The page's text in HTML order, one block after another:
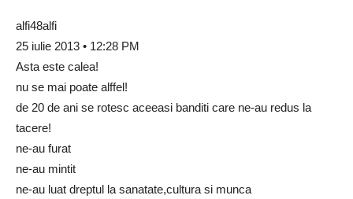
alfi48alfi
25 iulie 2013 • 12:28 PM
Asta este calea!
nu se mai poate alffel!
de 20 de ani se rotesc aceeasi banditi care ne-au redus la
tacere!
ne-au furat
ne-au mintit
ne-au luat dreptul la sanatate,cultura si munca